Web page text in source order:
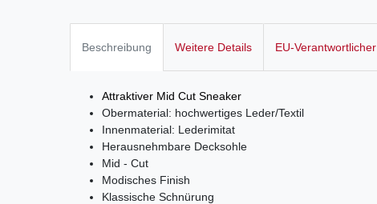
Beschreibung Weitere Details EU-Verantwortlicher
Attraktiver Mid Cut Sneaker
Obermaterial: hochwertiges Leder/Textil
Innenmaterial: Lederimitat
Herausnehmbare Decksohle
Mid - Cut
Modisches Finish
Klassische Schnürung